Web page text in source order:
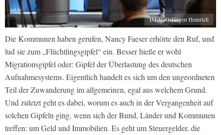
IMAGO/Jürgen Heinrich
Die Kommunen haben gerufen, Nancy Faeser erhörte den Ruf, und
lud sie zum „Flüchtlingsgipfel“ ein. Besser hieße er wohl
Migrationsgipfel oder: Gipfel der Überlastung des deutschen
Aufnahmesystems. Eigentlich handelt es sich um den ungeordneten
Teil der Zuwanderung im allgemeinen, egal aus welchem Grund.
Und zuletzt geht es dabei, worum es auch in der Vergangenheit auf
solchen Gipfeln ging, wenn sich der Bund, Länder und Kommunen
treffen: um Geld und Immobilien. Es geht um Steuergelder, die